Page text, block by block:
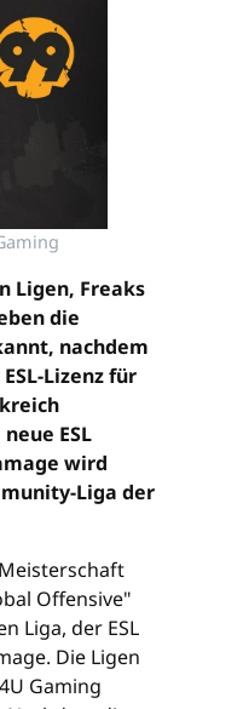
Ligen, Freaks
die
nachdem
Lizenz für
ESL
wird
Liga der
Offensive"
Liga, der ESL
Die Ligen
Gaming